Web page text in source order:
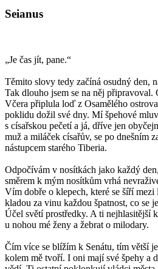
Seianus
„Je čas jít, pane.“
Těmito slovy tedy začíná osudný den,
Tak dlouho jsem se na něj připravoval.
Včera připlula loď z Osamělého
poklidu dožil své dny. Mí špehové
s císařskou pečetí a já, dříve jen
muž a miláček císařův, se po dnešním
nástupcem starého Tiberia.
Odpočívám v nosítkách jako každý
směrem k mým nosítkům vrhá
Vím dobře o klepech, které se šíří
kladou za vinu každou špatnost, co se
Účel světí prostředky. A ti nejhlasitější
u nohou mé ženy a žebrat o milodary.
Čím více se blížím k Senátu, tím větší
kolem mě tvoří. I oni mají své špehy a